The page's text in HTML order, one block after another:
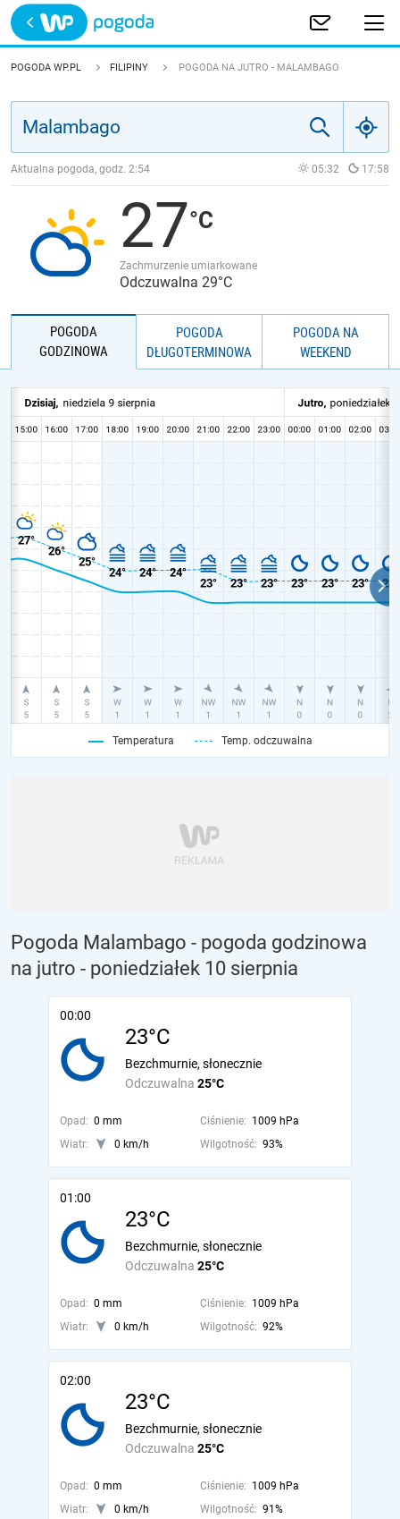
Trwa ładowanie
POLSKA
JAKOŚĆ POWIETRZA
POGODA WP.PL FILIPINY POGODA NA JUTRO - MALAMBAGO
Aktualna pogoda, godz. 2:54 05:32 17:58
27
Zachmurzenie umiarkowane
Odczuwalna 29°C
POGODA
GODZINOWA
POGODA
DŁUGOTERMINOWA
POGODA NA
WEEKEND
Temperatura Temp. odczuwalna
Pogoda Malambago - pogoda godzinowa
na jutro - poniedziałek 10 sierpnia
00:00
23°C
Odczuwalna 25°C
Bezchmurnie, słonecznie
Opad: 0 mm Ciśnienie: 1009 hPa
Wiatr:
0 km/h Wilgotność: 93%
01:00
23°C
Odczuwalna 25°C
Bezchmurnie, słonecznie
Opad: 0 mm Ciśnienie: 1009 hPa
Wiatr:
0 km/h Wilgotność: 92%
02:00
23°C
Odczuwalna 25°C
Bezchmurnie, słonecznie
Opad: 0 mm Ciśnienie: 1009 hPa
Wiatr:
0 km/h Wilgotność: 91%